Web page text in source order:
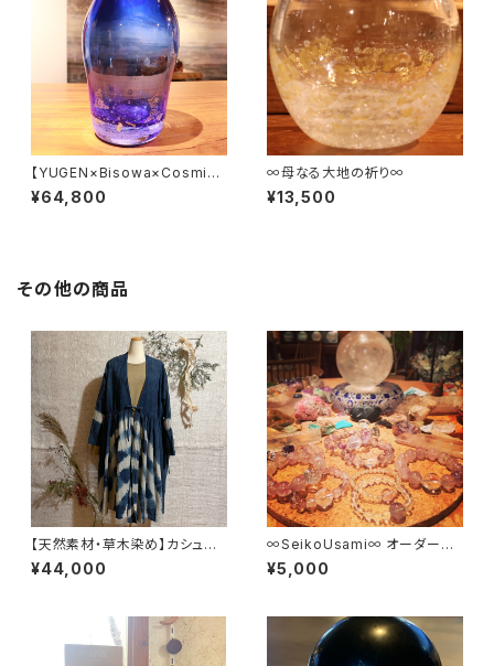
【YUGEN×Bisowa×Cosmic
HEMP on the earth】 マラカ
イト花瓶
¥64,800
∞母なる大地の祈り∞
¥13,500
その他の商品
【天然素材・草木染め】カシュク
ールドレス 柄
¥44,000
∞SeikoUsami∞ オーダーメ
イドBisowa Jewelry
¥5,000